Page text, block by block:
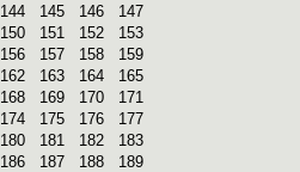
144 145 146
147
150 151 152
153
156 157 158
159
162 163 164
165
168 169 170
171
174 175 176
177
180 181 182
183
186 187 188
189